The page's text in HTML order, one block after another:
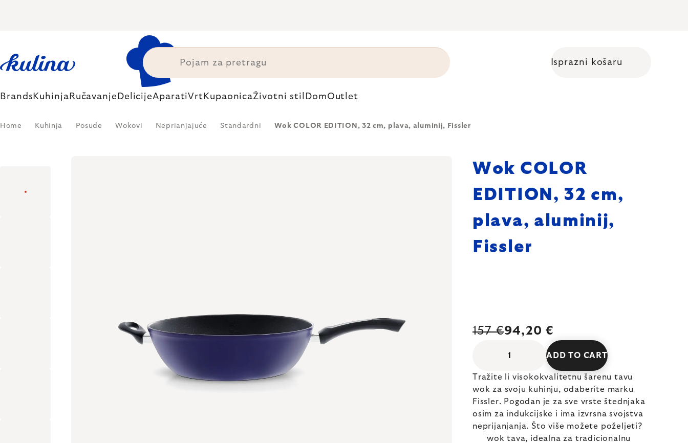
Isprazni košaru
Brands Kuhinja Ručavanje DelicijeAparatiVrt KupaonicaŽivotni stil DomOutlet
Home Kuhinja Posude Wokovi Neprianjajuće Standardni Wok COLOR EDITION, 32 cm, plava, aluminij, Fissler
Wok COLOR
EDITION, 32 cm,
plava, aluminij,
Fissler
157 €94,20 €
ADD TO CART
Tražite li visokokvalitetnu šarenu tavu
wok za svoju kuhinju, odaberite marku
Fissler. Pogodan je za sve vrste štednjaka
osim za indukcijske i ima izvrsna svojstva
neprijanjanja. Što više možete poželjeti?
wok tava, idealna za tradicionalnu